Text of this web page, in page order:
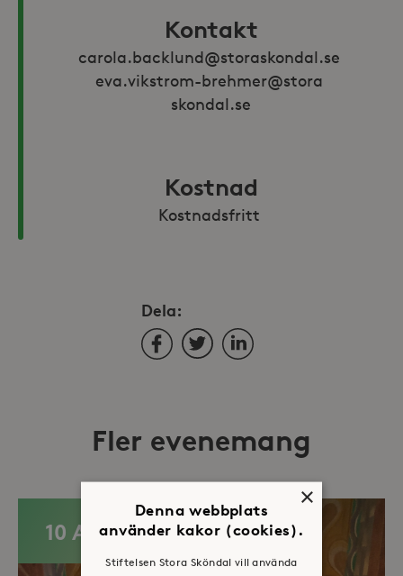
Kontakt
carola.backlund@storaskondal.se
eva.vikstrom-brehmer@stora
skondal.se
Kostnad
Kostnadsfritt
Dela:
FacebookTwitterLinkedIn
Fler evenemang
10 AUG
×
Denna webbplats
använder kakor (cookies).
Stiftelsen Stora Sköndal vill använda